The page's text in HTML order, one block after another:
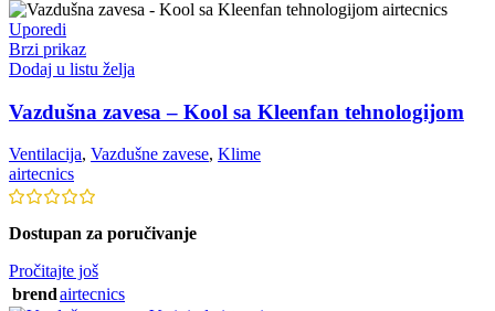
Uporedi
Brzi prikaz
Dodaj u listu želja
Vazdušna zavesa – Kool sa Kleenfan tehnologijom
Ventilacija, Vazdušne zavese, Klime
airtecnics
Dostupan za poručivanje
Pročitajte još
brendairtecnics